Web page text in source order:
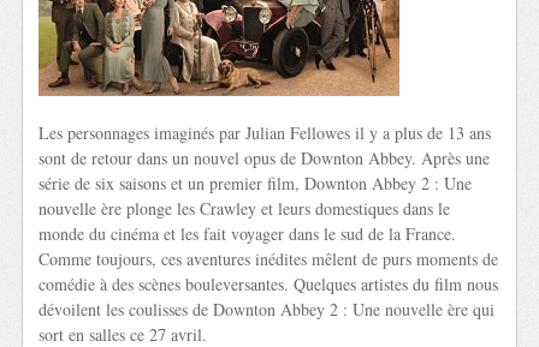
Les personnages imaginés par Julian Fellowes il y a plus de 13 ans
sont de retour dans un nouvel opus de Downton Abbey. Après une
série de six saisons et un premier film, Downton Abbey 2 : Une
nouvelle ère plonge les Crawley et leurs domestiques dans le
monde du cinéma et les fait voyager dans le sud de la France.
Comme toujours, ces aventures inédites mêlent de purs moments de
comédie à des scènes bouleversantes. Quelques artistes du film nous
dévoilent les coulisses de Downton Abbey 2 : Une nouvelle ère qui
sort en salles ce 27 avril.